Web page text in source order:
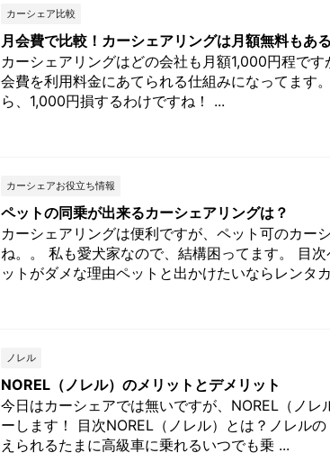
カーシェア比較
月会費で比較！カーシェアリングは月額無料もあ
カーシェアリングはどの会社も月額1,000円程で
会費を利用料金にあてられる仕組みになってます
ら、1,000円損するわけですね！ ...
カーシェアお役立ち情報
ペットの同乗が出来るカーシェアリングは？
カーシェアリングは便利ですが、ペット可のカー
ね。。 私も愛犬家なので、結構困ってます。 目
ットがダメな理由ペットと出かけたいならレンタ
ノレル
NOREL（ノレル）のメリットとデメリット
今日はカーシェアでは無いですが、NOREL（ノレ
ーします！ 目次NOREL（ノレル）とは？ノレル
えられるたまに高級車に乗れるいつでも乗 ...